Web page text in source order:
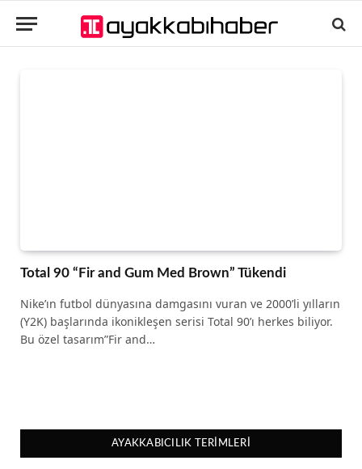
Total 90 “Fir and Gum Med Brown” Tükendi
Nike’ın futbol dünyasına damgasını vuran ve 2000’li yılların
(Y2K) başlarında ikonikleşen serisi Total 90’ı herkes biliyor.
Bu özel tasarım”Fir and…
AYAKKABICILIK TERIMLERI